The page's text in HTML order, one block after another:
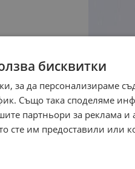
бисквитки
за да персонализираме
Също така споделяме
партньори за реклама
сте им предоставили или